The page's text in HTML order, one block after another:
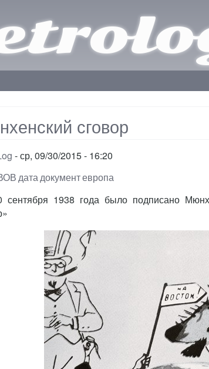
сговор
ср, 09/30/2015 - 16:20
датадокументевропа
сентября 1938 года было подписано